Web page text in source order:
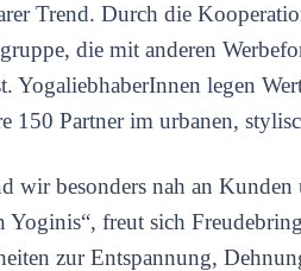
Trend. Durch die
die mit anderen
YogaliebhaberInnen legen
150 Partner im urbanen,
wir besonders nah an
Yoginis“, freut sich
zur Entspannung,